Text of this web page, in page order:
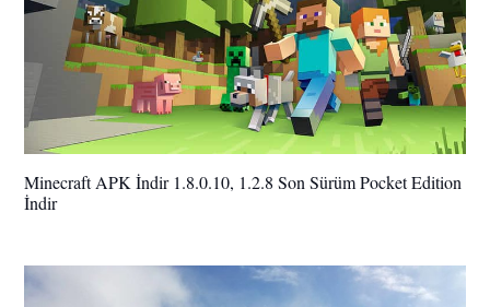
Minecraft APK İndir 1.8.0.10, 1.2.8 Son Sürüm Pocket Edition
İndir